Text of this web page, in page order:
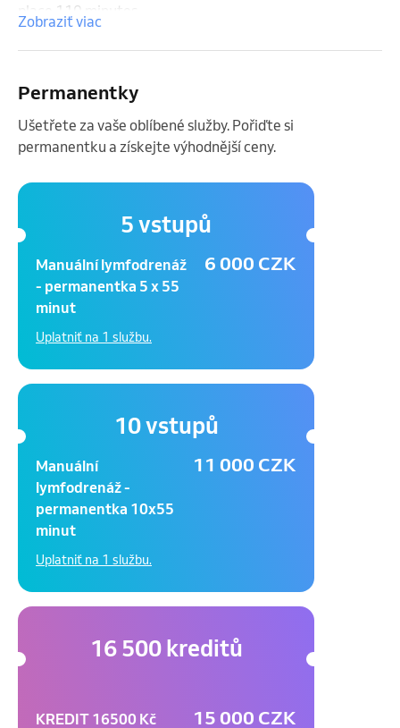
place 110 minutes
Zobraziť viac
Permanentky
Ušetřete za vaše oblíbené služby. Pořiďte si
permanentku a získejte výhodnější ceny.
5 vstupů
Manuální lymfodrenáž
- permanentka 5 x 55
minut
Uplatniť na 1 službu.
6 000 CZK
10 vstupů
Manuální
lymfodrenáž -
permanentka 10x55
minut
Uplatniť na 1 službu.
11 000 CZK
16 500 kreditů
KREDIT 16500 Kč 15 000 CZK